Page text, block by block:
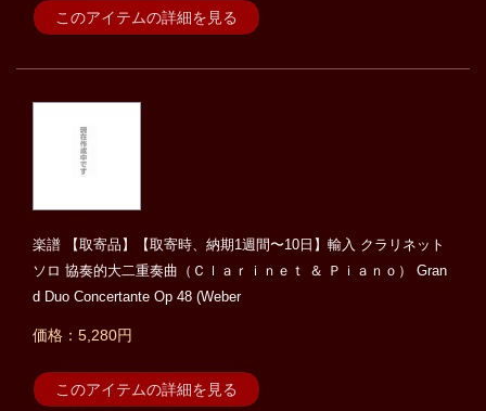
このアイテムの詳細を見る
楽譜 【取寄品】【取寄時、納期1週間〜10日】輸入 クラリネット
ソロ 協奏的大二重奏曲（Ｃｌａｒｉｎｅｔ ＆ Ｐｉａｎｏ） Gran
d Duo Concertante Op 48 (Weber
価格：5,280円
このアイテムの詳細を見る